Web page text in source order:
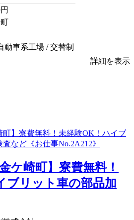
円
動車系工場 / 交替制
詳細を表示
ケ崎町】寮費無料！
ブリット車の部品加